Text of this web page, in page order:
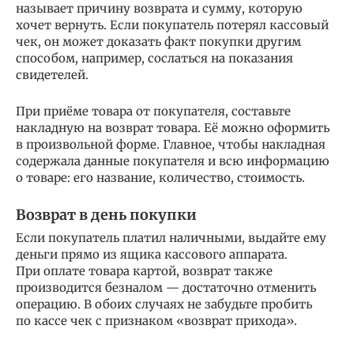
называет причину возврата и сумму, которую
хочет вернуть. Если покупатель потерял кассовый
чек, он может доказать факт покупки другим
способом, например, сослаться на показания
свидетелей.
При приёме товара от покупателя, составьте
накладную на возврат товара. Её можно оформить
в произвольной форме. Главное, чтобы накладная
содержала данные покупателя и всю информацию
о товаре: его название, количество, стоимость.
Возврат в день покупки
Если покупатель платил наличными, выдайте ему
деньги прямо из ящика кассового аппарата.
При оплате товара картой, возврат также
производится безналом — достаточно отменить
операцию. В обоих случаях не забудьте пробить
по кассе чек с признаком «возврат прихода».